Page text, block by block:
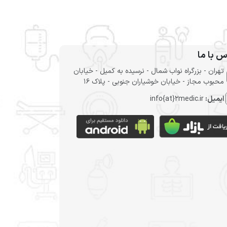
با ما
تهران - بزرگراه نواب شمال - نرسیده به کمیل - خیابان
محبوب مجاز - خیابان خوشیاران جنوبی - پلاک 16
ایمیل:info{at}2medic.ir